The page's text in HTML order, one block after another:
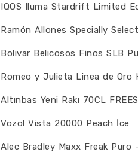
IQOS Iluma Stardrift Limited
Ramón Allones Specially
Bolivar Belicosos Finos SLB
Romeo y Julieta Linea de Oro
Altınbas Yeni Rakı 70CL
Vozol Vista 20000 Peach İce
Alec Bradley Maxx Freak Puro